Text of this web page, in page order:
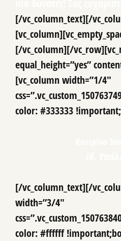
[/vc_column_text][/
[/vc_column][/
equal_height=”yes”
[vc_column width=”1/4″
color: #333333
[/vc_column_text][/
width=”3/4″
color: #ffffff